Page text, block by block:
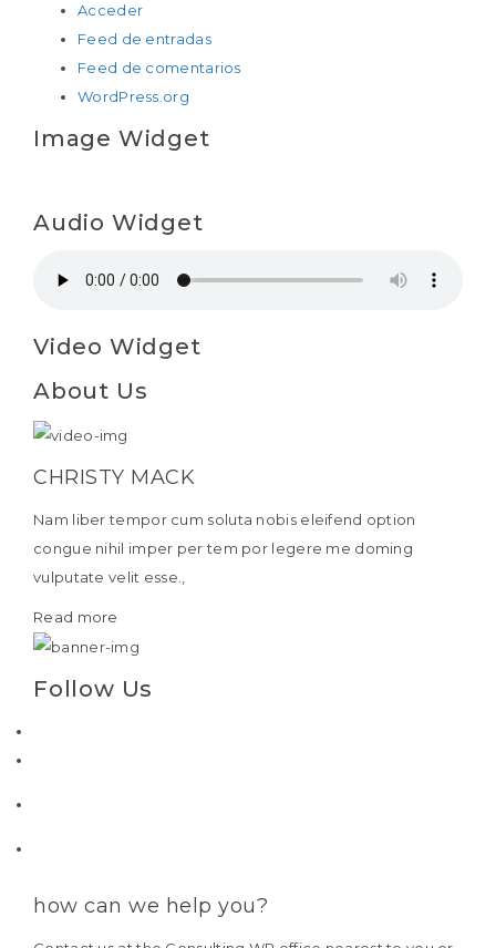
Acceder
Feed de entradas
Feed de comentarios
WordPress.org
Image Widget
Audio Widget
Video Widget
About Us
CHRISTY MACK
Nam liber tempor cum soluta nobis eleifend option
congue nihil imper per tem por legere me doming
vulputate velit esse.,
Read more
Follow Us
how can we help you?